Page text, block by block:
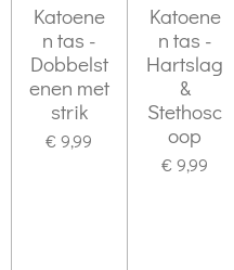
Katoene
n tas -
Dobbelst
enen met
strik
€ 9,99
Katoene
n tas -
Hartslag
&
Stethosc
oop
€ 9,99